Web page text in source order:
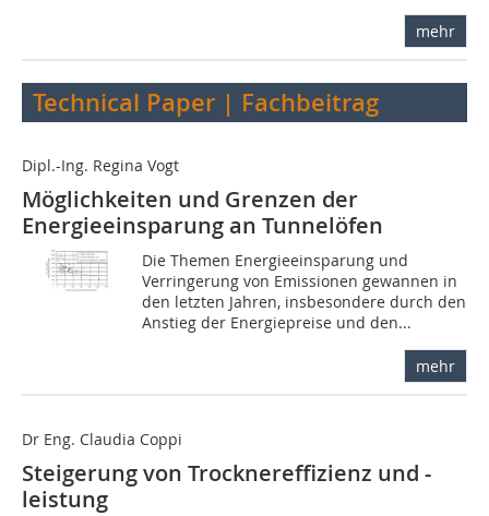
mehr
Technical Paper | Fachbeitrag
Dipl.-Ing. Regina Vogt
Möglichkeiten und Grenzen der
Energieeinsparung an Tunnelöfen
Die Themen Energieeinsparung und
Verringerung von Emissionen gewannen in
den letzten Jahren, insbesondere durch den
Anstieg der Energiepreise und den...
mehr
Dr Eng. Claudia Coppi
Steigerung von Trocknereffizienz und -
leistung